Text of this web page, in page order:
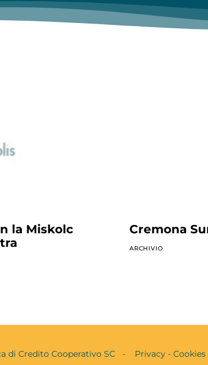
la Miskolc
Cremona
ARCHIVIO
di Credito Cooperativo SC - Privacy - Cookies